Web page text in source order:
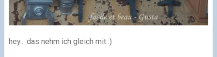
hey... das nehm ich gleich mit :)